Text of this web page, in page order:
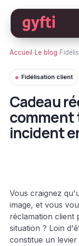
Accueil ›Le blog›
Fidélisation client
Cadeau
comment
incident
Vous craignez
image, et vous
réclamation client
situation ? Loin
constitue un levier